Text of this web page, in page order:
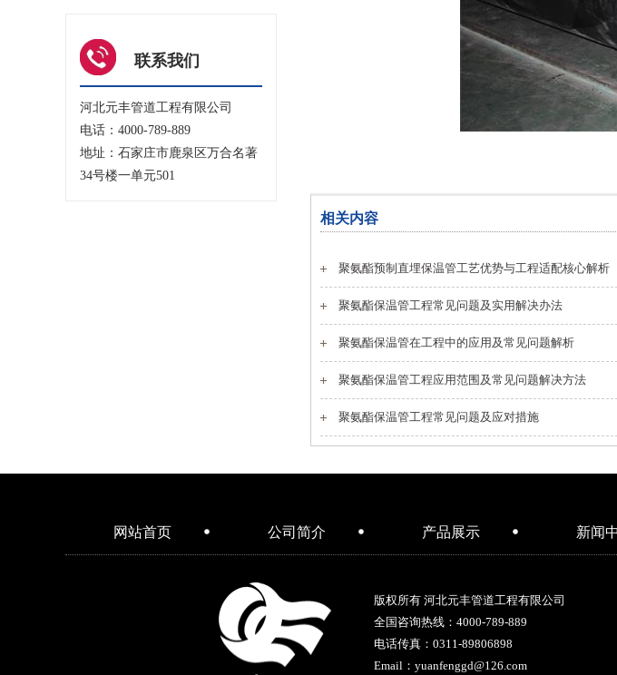
相关内容
聚氨酯预制直埋保温管工艺优势与工程适配核心解析
聚氨酯保温管工程常见问题及实用解决办法
聚氨酯保温管在工程中的应用及常见问题解析
聚氨酯保温管工程应用范围及常见问题解决方法
聚氨酯保温管工程常见问题及应对措施
联系我们
河北元丰管道工程有限公司
电话：4000-789-889
地址：石家庄市鹿泉区万合名著
34号楼一单元501
网站首页 公司简介 产品展示 新闻
版权所有 河北元丰管道工程有限公司
全国咨询热线： 4000-789-889
电话传真：0311-89806898
Email：yuanfenggd@126.com